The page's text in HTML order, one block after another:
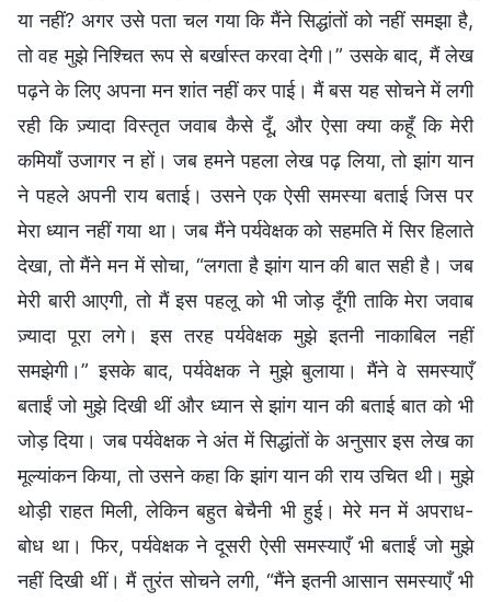
या नहीं? अगर उसे पता चल गया कि मैंने सिद्धांतों को नहीं समझा है,
तो वह मुझे निश्चित रूप से बर्खास्त करवा देगी।” उसके बाद, मैं लेख
पढ़ने के लिए अपना मन शांत नहीं कर पाई। मैं बस यह सोचने में लगी
रही कि ज़्यादा विस्तृत जवाब कैसे दूँ, और ऐसा क्या कहूँ कि मेरी
कमियाँ उजागर न हों। जब हमने पहला लेख पढ़ लिया, तो झांग यान
ने पहले अपनी राय बताई। उसने एक ऐसी समस्या बताई जिस पर
मेरा ध्यान नहीं गया था। जब मैंने पर्यवेक्षक को सहमति में सिर हिलाते
देखा, तो मैंने मन में सोचा, “लगता है झांग यान की बात सही है। जब
मेरी बारी आएगी, तो मैं इस पहलू को भी जोड़ दूँगी ताकि मेरा जवाब
ज़्यादा पूरा लगे। इस तरह पर्यवेक्षक मुझे इतनी नाकाबिल नहीं
समझेगी।” इसके बाद, पर्यवेक्षक ने मुझे बुलाया। मैंने वे समस्याएँ
बताईं जो मुझे दिखी थीं और ध्यान से झांग यान की बताई बात को भी
जोड़ दिया। जब पर्यवेक्षक ने अंत में सिद्धांतों के अनुसार इस लेख का
मूल्यांकन किया, तो उसने कहा कि झांग यान की राय उचित थी। मुझे
थोड़ी राहत मिली, लेकिन बहुत बेचैनी भी हुई। मेरे मन में अपराध-
बोध था। फिर, पर्यवेक्षक ने दूसरी ऐसी समस्याएँ भी बताईं जो मुझे
नहीं दिखी थीं। मैं तुरंत सोचने लगी, “मैंने इतनी आसान समस्याएँ भी